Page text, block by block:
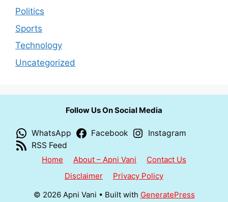
Politics
Sports
Technology
Uncategorized
Follow Us On Social Media
WhatsApp Facebook
Instagram
RSS Feed
Home
About – Apni Vani
Contact Us
Disclaimer
Privacy Policy
© 2026 Apni Vani • Built with GeneratePress